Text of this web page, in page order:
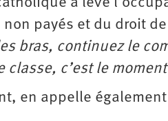
a levé
payés et du droit
bras, continuez le
c’est le moment
en appelle